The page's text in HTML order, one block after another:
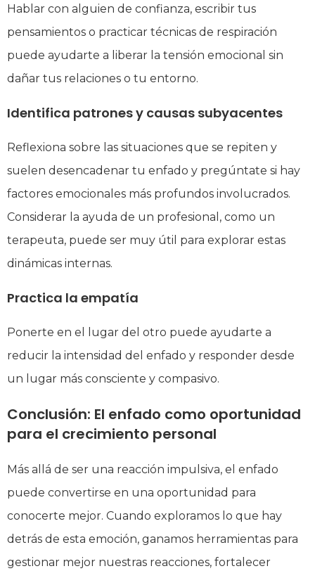
Hablar con alguien de confianza, escribir tus
pensamientos o practicar técnicas de respiración
puede ayudarte a liberar la tensión emocional sin
dañar tus relaciones o tu entorno.
Identifica patrones y causas subyacentes
Reflexiona sobre las situaciones que se repiten y
suelen desencadenar tu enfado y pregúntate si hay
factores emocionales más profundos involucrados.
Considerar la ayuda de un profesional, como un
terapeuta, puede ser muy útil para explorar estas
dinámicas internas.
Practica la empatía
Ponerte en el lugar del otro puede ayudarte a
reducir la intensidad del enfado y responder desde
un lugar más consciente y compasivo.
Conclusión: El enfado como oportunidad
para el crecimiento personal
Más allá de ser una reacción impulsiva, el enfado
puede convertirse en una oportunidad para
conocerte mejor. Cuando exploramos lo que hay
detrás de esta emoción, ganamos herramientas para
gestionar mejor nuestras reacciones, fortalecer